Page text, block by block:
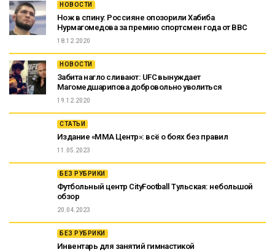
НОВОСТИ
Нож в спину: Россияне опозорили Хабиба
Нурмагомедова за премию спортсмен года от ВВС
18.12.2020
НОВОСТИ
Забита нагло сливают: UFC вынуждает
Магомедшарипова добровольно уволиться
19.12.2020
СТАТЬИ
Издание «ММА Центр»: всё о боях без правил
11.05.2023
БЕЗ РУБРИКИ
Футбольный центр CityFootball Тульская: небольшой
обзор
20.04.2023
БЕЗ РУБРИКИ
Инвентарь для занятий гимнастикой